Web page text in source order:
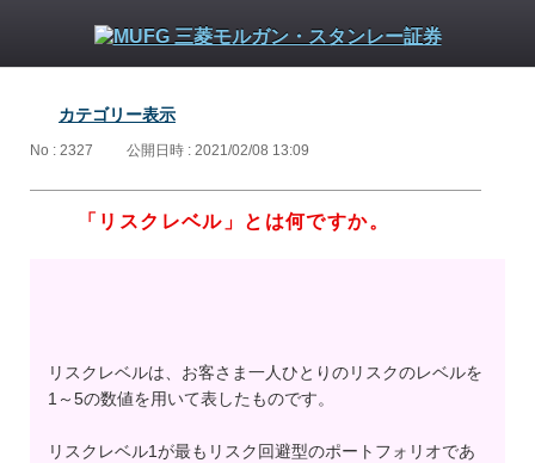
カテゴリー表示
No : 2327 公開日時 : 2021/02/08 13:09
「リスクレベル」とは何ですか。
リスクレベルは、お客さま一人ひとりのリスクのレベルを
1～5の数値を用いて表したものです。
リスクレベル1が最もリスク回避型のポートフォリオであ